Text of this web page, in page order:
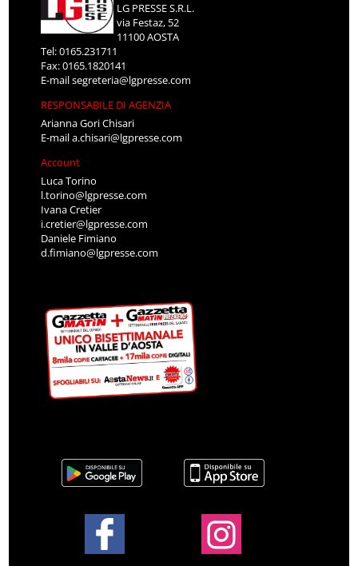
LG PRESSE S.R.L.
via Festaz, 52
11100 AOSTA
Tel: 0165.231711
Fax: 0165.1820141
E-mailsegreteria@lgpresse.com
RESPONSABILE DI AGENZIA
Arianna Gori Chisari
E-maila.chisari@lgpresse.com
Account
Luca Torino
l.torino@lgpresse.com
Ivana Cretier
i.cretier@lgpresse.com
Daniele Fimiano
d.fimiano@lgpresse.com